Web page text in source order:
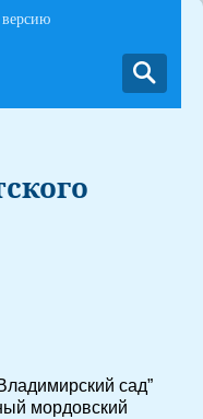
сад”
мордовский